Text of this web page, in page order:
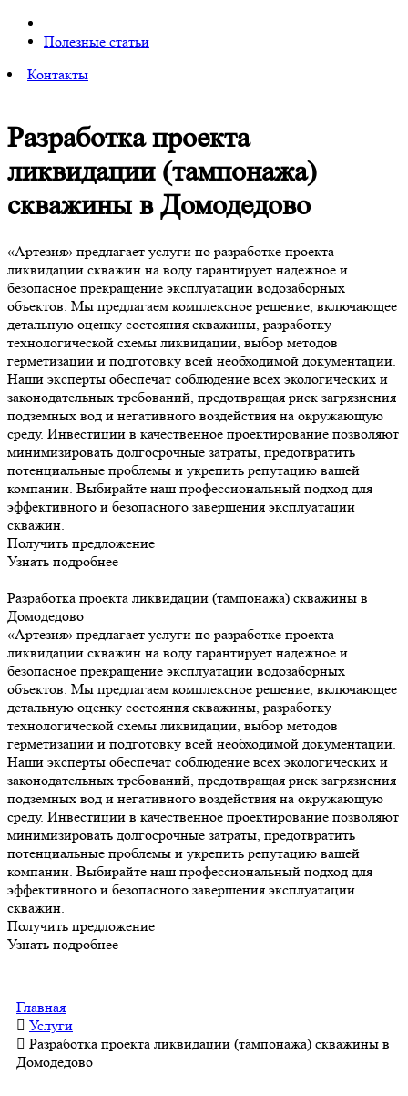
Полезные статьи
Контакты
Разработка проекта
ликвидации (тампонажа)
скважины в Домодедово
«Артезия» предлагает услуги по разработке проекта
ликвидации скважин на воду гарантирует надежное и
безопасное прекращение эксплуатации водозаборных
объектов. Мы предлагаем комплексное решение, включающее
детальную оценку состояния скважины, разработку
технологической схемы ликвидации, выбор методов
герметизации и подготовку всей необходимой документации.
Наши эксперты обеспечат соблюдение всех экологических и
законодательных требований, предотвращая риск загрязнения
подземных вод и негативного воздействия на окружающую
среду. Инвестиции в качественное проектирование позволяют
минимизировать долгосрочные затраты, предотвратить
потенциальные проблемы и укрепить репутацию вашей
компании. Выбирайте наш профессиональный подход для
эффективного и безопасного завершения эксплуатации
скважин.
Получить предложение
Узнать подробнее
Разработка проекта ликвидации (тампонажа) скважины в
Домодедово
«Артезия» предлагает услуги по разработке проекта
ликвидации скважин на воду гарантирует надежное и
безопасное прекращение эксплуатации водозаборных
объектов. Мы предлагаем комплексное решение, включающее
детальную оценку состояния скважины, разработку
технологической схемы ликвидации, выбор методов
герметизации и подготовку всей необходимой документации.
Наши эксперты обеспечат соблюдение всех экологических и
законодательных требований, предотвращая риск загрязнения
подземных вод и негативного воздействия на окружающую
среду. Инвестиции в качественное проектирование позволяют
минимизировать долгосрочные затраты, предотвратить
потенциальные проблемы и укрепить репутацию вашей
компании. Выбирайте наш профессиональный подход для
эффективного и безопасного завершения эксплуатации
скважин.
Получить предложение
Узнать подробнее
Главная
Услуги
Разработка проекта ликвидации (тампонажа) скважины в
Домодедово